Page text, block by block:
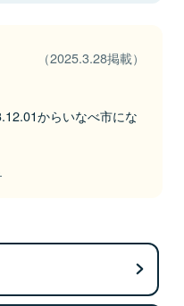
（2025.3.28掲載）
からいなべ市にな